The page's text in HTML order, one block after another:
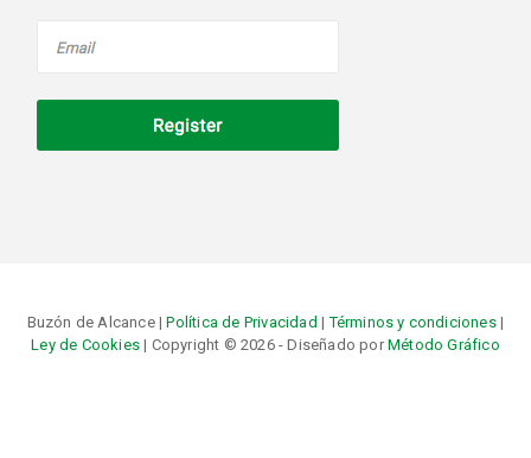
Buzón de Alcance |Política de Privacidad |Términos y condiciones|
Ley de Cookies | Copyright © 2026 - Diseñado porMétodo Gráfico